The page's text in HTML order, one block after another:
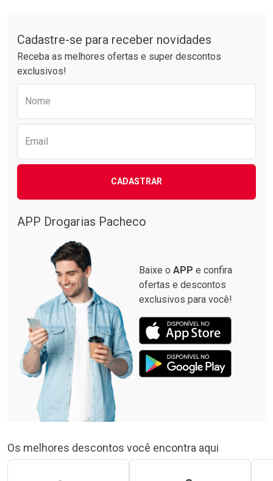
Cadastre-se para receber novidades
Receba as melhores ofertas e super descontos
exclusivos!
Nome
Email
CADASTRAR
APP Drogarias Pacheco
Baixe o APP e confira
ofertas e descontos
exclusivos para você!
Os melhores descontos você encontra aqui